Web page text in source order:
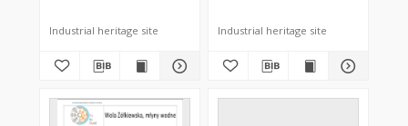
Industrial heritage site Industrial heritage site